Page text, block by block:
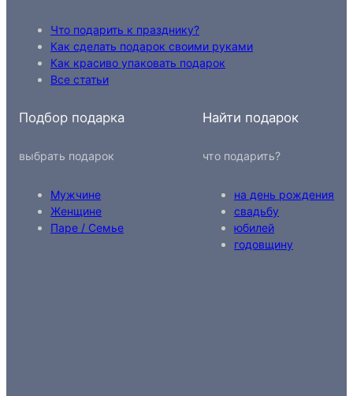
Что подарить к празднику?
Как сделать подарок своими руками
Как красиво упаковать подарок
Все статьи
Подбор подарка
выбрать подарок
Мужчине
Женщине
Паре / Семье
Найти подарок
что подарить?
на день рождения
свадьбу
юбилей
годовщину